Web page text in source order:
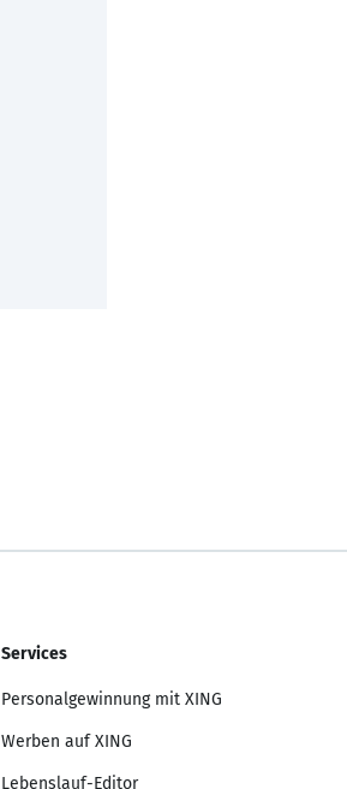
Services
Personalgewinnung mit XING
Werben auf XING
Lebenslauf-Editor